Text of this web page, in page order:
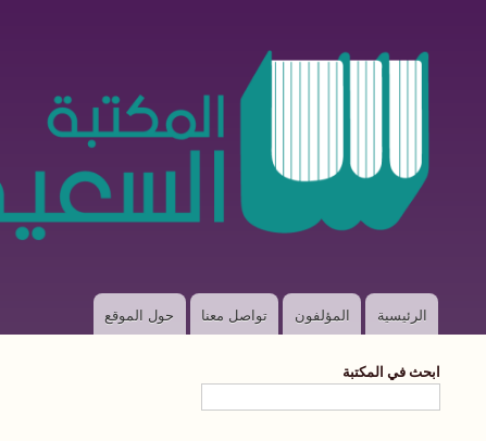
Mainالرئيسية المؤلفون تواصل معنا حول الموقع
ابحث في المكتبة